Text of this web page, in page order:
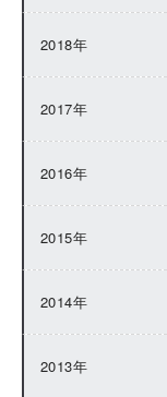
2018年
2017年
2016年
2015年
2014年
2013年